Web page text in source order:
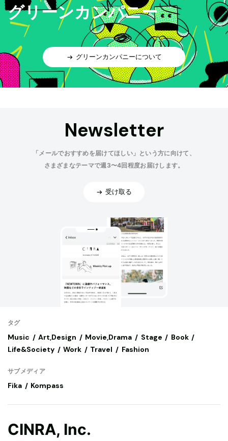
グリーンカンパニー
グリーンカンパニーについて
Newsletter
「メールでおすすめを届けてほしい」という方に向けて、
さまざまなテーマで週3〜4回程度お届けします。
受け取る
タグ
Music Art,Design Movie,Drama Stage
Book
Life&Society
Work Travel Fashion
サブメディア
Fika Kompass
CINRA, Inc.